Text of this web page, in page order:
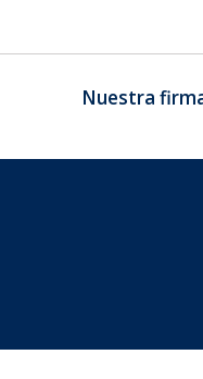
Nuestra